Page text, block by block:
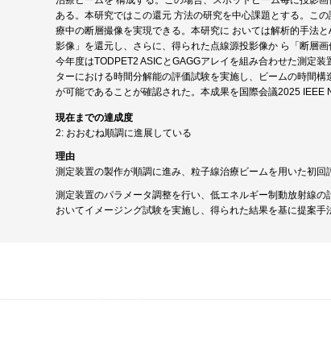
ある。本研究ではこの還元 方法の研究を中心課題とする。こ
療中の断層撮像を実現できる。本研究に おいては解析的手法
影像」を還元し、さらに、得られた点線源投影像か ら「断層画
今年度はTODPET2 ASICとGAGGアレイを組み合わせた測定
ターにおける時間分解能の評価試験を実施し、ビームの時間
が可能であることが確認された。本成果を国際会議2025 IEEE
現在までの達成度
2: おおむね順調に進展している
理由
測定装置の製作が順調に進み、粒子線治療ビームを用いた初回
測定装置のパラメータ調整を行い、低エネルギー制動放射線
おいてイメージング試験を実施し、得られた結果を基に提案手